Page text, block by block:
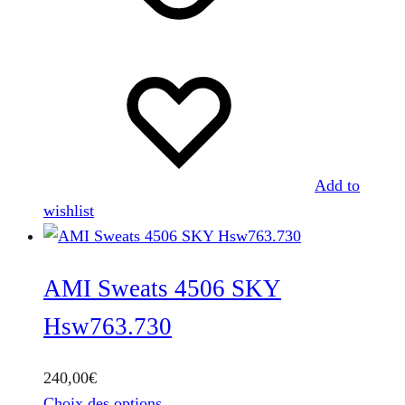
Les
peuvent
être
choisies
sur
du
Add to
wishlist
AMI Sweats 4506 SKY
Hsw763.730
240,00€